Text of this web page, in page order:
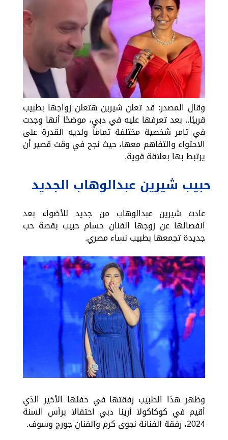
وقال المصدر: قد تعلن شيرين هتعلن زواجها بطبيب
قريبًا.. بعد تعرفها عليه في دبي، موضحًا أنها وجدت
في تامر شخصية مختلفة تماماً ولديه القدرة على
الاحتواء والتفاهم معها، حيث نجح في وقت قصير أن
يرتبط بها بعلاقة قوية.
حبيب شيرين عبدالوهاب الجديد
عادت شيرين عبدالوهاب من جديد للأضواء بعد
انفصالها عن زوجها الفنان حسام حبيب بقصة حب
جديدة تجمعها بطبيب نساء مصري.
وظهر هذا الطبيب رفقتها في حفلها الأخير الذي
أقيم في كوكاكولا أرينا دبي احتفالا برأس السنة
2024، رفقة الفنانة نجوى كرم والفنان جورج وسوف.